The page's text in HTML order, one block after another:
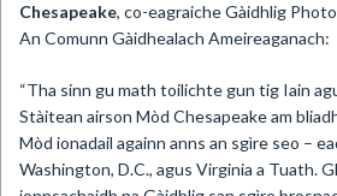
Chesapeake, co-eagraiche Gàidhlig
An Comunn Gàidhealach Ameireaganach:
“Tha sinn gu math toilichte gun tig Iain
Stàitean airson Mòd Chesapeake am
Mòd ionadail againn anns an sgìre seo –
Washington, D.C., agus Virginia a Tuath.